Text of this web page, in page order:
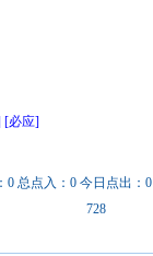
[必应]
总点入：0 今日点出：
728